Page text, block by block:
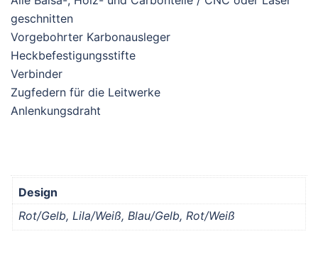
geschnitten
Vorgebohrter Karbonausleger
Heckbefestigungsstifte
Verbinder
Zugfedern für die Leitwerke
Anlenkungsdraht
Design
Rot/Gelb, Lila/Weiß, Blau/Gelb, Rot/Weiß